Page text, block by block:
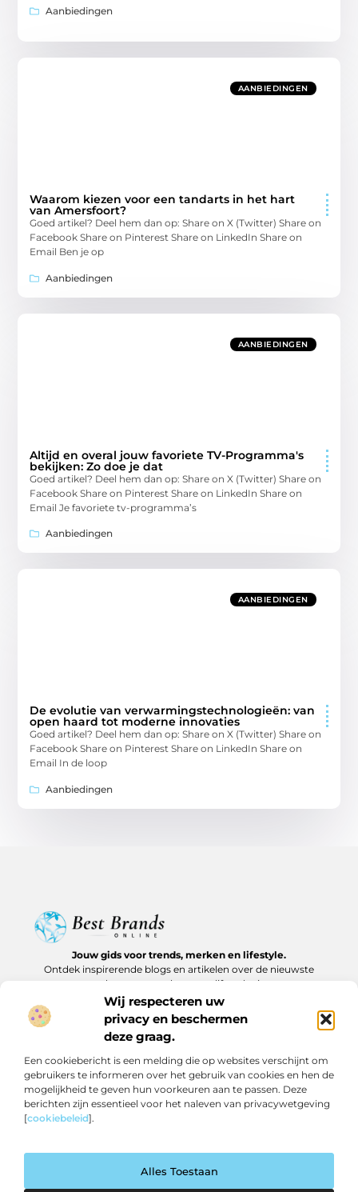
Wij respecteren uw
privacy en beschermen
deze graag.
Een cookiebericht is een melding die op websites verschijnt om
gebruikers te informeren over het gebruik van cookies en hen de
mogelijkheid te geven hun voorkeuren aan te passen. Deze
berichten zijn essentieel voor het naleven van privacywetgeving
[cookiebeleid].
Alles Toestaan
Aanbiedingen
AANBIEDINGEN
Waarom kiezen voor een tandarts in het hart
van Amersfoort?
Goed artikel? Deel hem dan op: Share on X (Twitter) Share on
Facebook Share on Pinterest Share on LinkedIn Share on
Email Ben je op
Aanbiedingen
AANBIEDINGEN
Altijd en overal jouw favoriete TV-Programma's
bekijken: Zo doe je dat
Goed artikel? Deel hem dan op: Share on X (Twitter) Share on
Facebook Share on Pinterest Share on LinkedIn Share on
Email Je favoriete tv-programma’s
Aanbiedingen
AANBIEDINGEN
De evolutie van verwarmingstechnologieën: van
open haard tot moderne innovaties
Goed artikel? Deel hem dan op: Share on X (Twitter) Share on
Facebook Share on Pinterest Share on LinkedIn Share on
Email In de loop
Aanbiedingen
Jouw gids voor trends, merken en lifestyle.
Ontdek inspirerende blogs en artikelen over de nieuwste
producten, must-haves en lifestyle tips.
Bericht categorie
Onze informatie
Cookiebeleid (EU)